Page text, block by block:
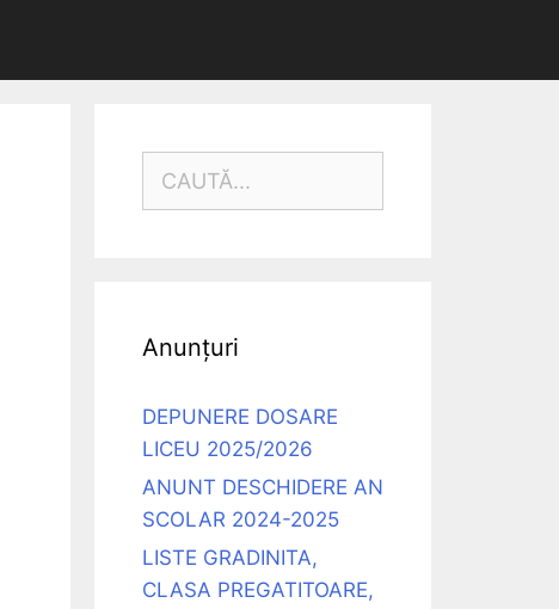
Anunțuri
DEPUNERE DOSARE
LICEU 2025/2026
ANUNT DESCHIDERE AN
SCOLAR 2024-2025
LISTE GRADINITA,
CLASA PREGATITOARE,